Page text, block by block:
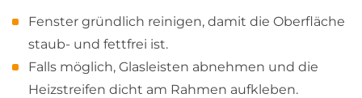
Fenster gründlich reinigen, damit die Oberfläche
staub- und fettfrei ist.
Falls möglich, Glasleisten abnehmen und die
Heizstreifen dicht am Rahmen aufkleben.